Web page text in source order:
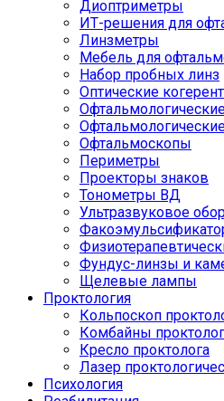
Диоптриметры
ИТ-решения для
Линзметры
Мебель для
Набор пробных линз
Оптические
Офтальмоскопы
Периметры
Проекторы знаков
Тонометры ВД
Ультразвуковое
Фундус-линзы и
Щелевые лампы
Проктология
Кольпоскоп
Комбайны
Кресло проктолога
Лазер
Психология